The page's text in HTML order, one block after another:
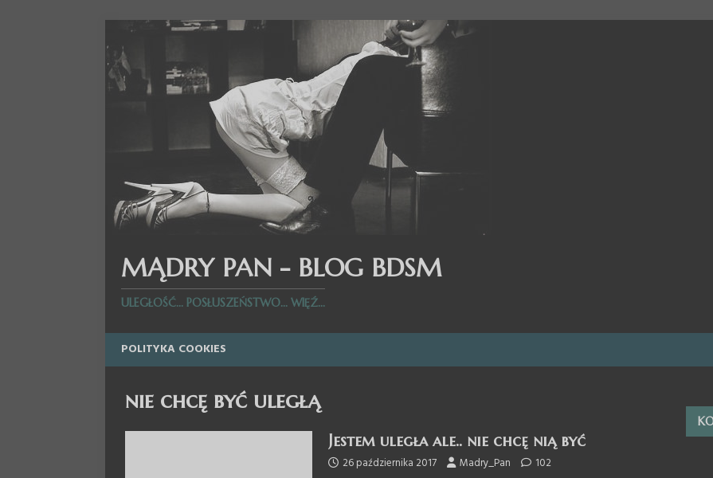
MĄDRY PAN - BLOG BDSM
ULEGŁOŚĆ... POSŁUSZEŃSTWO... WIĘŹ...
POLITYKA COOKIES
nie chcę być uległą
Jestem uległa ale.. nie chcę nią być
26 października 2017 Madry_Pan 102